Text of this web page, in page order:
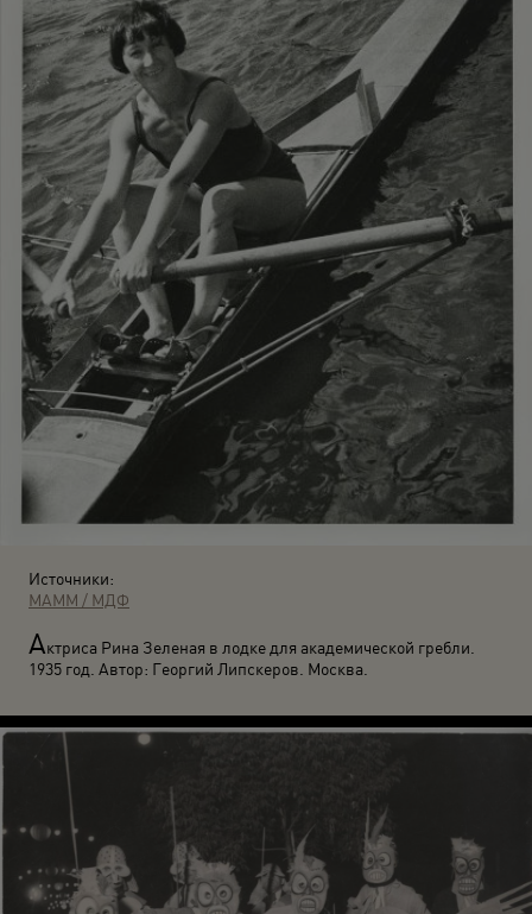
Источники:
МАММ / МДФ
Актриса Рина Зеленая в лодке для академической гребли.
1935 год. Автор: Георгий Липскеров. Москва.